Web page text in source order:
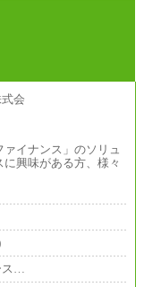
イナンス」のソリュ
興味がある方、様々
ス…